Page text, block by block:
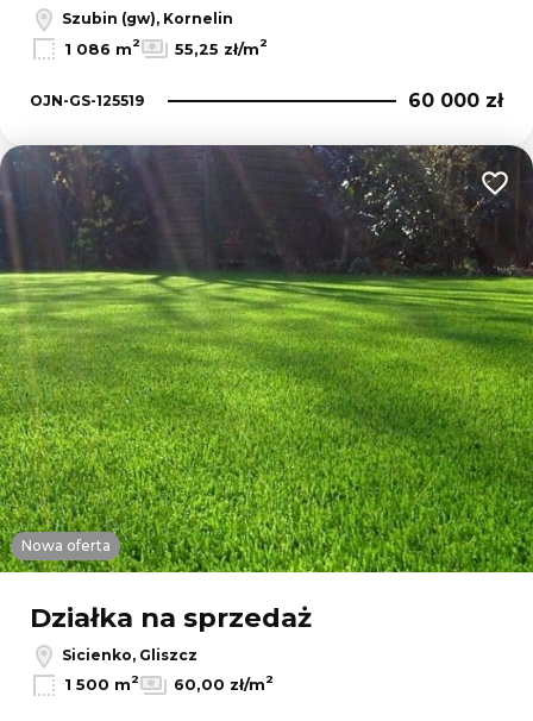
Szubin (gw), Kornelin
1 086 m2 55,25 zł/m2
OJN-GS-125519 60 000 zł
Nowa oferta
Działka na sprzedaż
Sicienko, Gliszcz
1 500 m2 60,00 zł/m2